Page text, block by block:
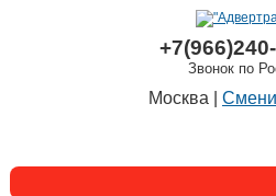
Звонок по
Москва |